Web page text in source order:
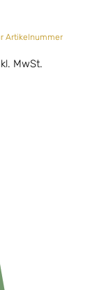
Artikelnummer
MwSt.